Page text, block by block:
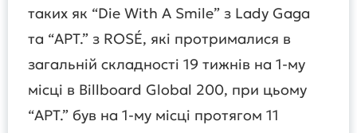
таких як “Die With A Smile” з Lady Gaga
та “APT.” з ROSÉ, які протрималися в
загальній складності 19 тижнів на 1-му
місці в Billboard Global 200, при цьому
“APT.” був на 1-му місці протягом 11